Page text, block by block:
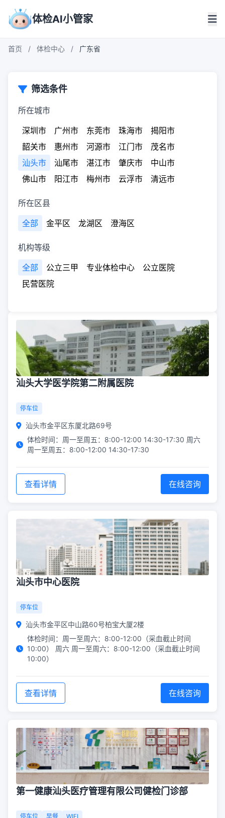
体检AI小管家
首页 / 体检中心 / 广东省
筛选条件
所在城市
深圳市
广州市 东莞市 珠海市
揭阳市
韶关市
惠州市 河源市 江门市
茂名市
汕头市
汕尾市 湛江市 肇庆市
中山市
佛山市
阳江市 梅州市 云浮市 清远市
所在区县
全部
金平区 龙湖区 澄海区
机构等级
全部
公立三甲 专业体检中心
公立医院
民营医院
汕头大学医学院第二附属医院
停车位
汕头市金平区东厦北路69号
体检时间：周一至周五：8:00-12:00 14:30-17:30 周六
周一至周五：8:00-12:00 14:30-17:30
查看详情 在线咨询
汕头市中心医院
停车位
汕头市金平区中山路60号柏宝大厦2楼
体检时间：周一至周六：8:00-12:00（采血截止时间
10:00） 周六 周一至周六：8:00-12:00（采血截止时间
10:00）
查看详情 在线咨询
第一健康汕头医疗管理有限公司健检门诊部
停车位 早餐 WIFI